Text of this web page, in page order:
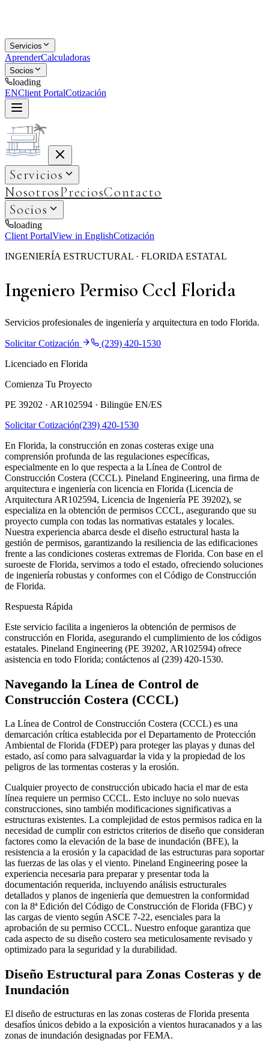
Servicios
AprenderCalculadoras
Socios
loading
ENClient PortalCotización
Servicios
NosotrosPreciosContacto
Socios
loading
Client PortalView in EnglishCotización
INGENIERÍA ESTRUCTURAL · FLORIDA ESTATAL
Ingeniero Permiso Cccl Florida
Servicios profesionales de ingeniería y arquitectura en todo Florida.
Solicitar Cotización
(239) 420-1530
Licenciado en Florida
Comienza Tu Proyecto
PE 39202 · AR102594 · Bilingüe EN/ES
Solicitar Cotización(239) 420-1530
En Florida, la construcción en zonas costeras exige una
comprensión profunda de las regulaciones específicas,
especialmente en lo que respecta a la Línea de Control de
Construcción Costera (CCCL). Pineland Engineering, una firma de
arquitectura e ingeniería con licencia en Florida (Licencia de
Arquitectura AR102594, Licencia de Ingeniería PE 39202), se
especializa en la obtención de permisos CCCL, asegurando que su
proyecto cumpla con todas las normativas estatales y locales.
Nuestra experiencia abarca desde el diseño estructural hasta la
gestión de permisos, garantizando la resiliencia de las edificaciones
frente a las condiciones costeras extremas de Florida. Con base en el
suroeste de Florida, servimos a todo el estado, ofreciendo soluciones
de ingeniería robustas y conformes con el Código de Construcción
de Florida.
Respuesta Rápida
Este servicio facilita a ingenieros la obtención de permisos de
construcción en Florida, asegurando el cumplimiento de los códigos
estatales. Pineland Engineering (PE 39202, AR102594) ofrece
asistencia en todo Florida; contáctenos al (239) 420-1530.
Navegando la Línea de Control de
Construcción Costera (CCCL)
La Línea de Control de Construcción Costera (CCCL) es una
demarcación crítica establecida por el Departamento de Protección
Ambiental de Florida (FDEP) para proteger las playas y dunas del
estado, así como para salvaguardar la vida y la propiedad de los
peligros de las tormentas costeras y la erosión.
Cualquier proyecto de construcción ubicado hacia el mar de esta
línea requiere un permiso CCCL. Esto incluye no solo nuevas
construcciones, sino también modificaciones significativas a
estructuras existentes. La complejidad de estos permisos radica en la
necesidad de cumplir con estrictos criterios de diseño que consideran
factores como la elevación de la base de inundación (BFE), la
resistencia a la erosión y la capacidad de las estructuras para soportar
las fuerzas de las olas y el viento. Pineland Engineering posee la
experiencia necesaria para preparar y presentar toda la
documentación requerida, incluyendo análisis estructurales
detallados y planos de ingeniería que demuestren la conformidad
con la 8ª Edición del Código de Construcción de Florida (FBC) y
las cargas de viento según ASCE 7-22, esenciales para la
aprobación de su permiso CCCL. Nuestro enfoque garantiza que
cada aspecto de su diseño costero sea meticulosamente revisado y
optimizado para la seguridad y la durabilidad.
Diseño Estructural para Zonas Costeras y de
Inundación
El diseño de estructuras en las zonas costeras de Florida presenta
desafíos únicos debido a la exposición a vientos huracanados y a las
zonas de inundación designadas por FEMA.